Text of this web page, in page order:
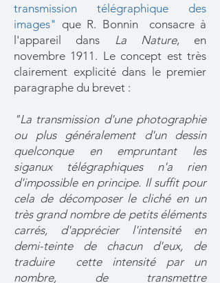
transmission télégraphique des
images" que R. Bonnin consacre à
l'appareil dans La Nature, en
novembre 1911. Le concept est très
clairement explicité dans le premier
paragraphe du brevet :
"La transmission d'une photographie
ou plus généralement d'un dessin
quelconque en empruntant les
siganux télégraphiques n'a rien
d'impossible en principe. Il suffit pour
cela de décomposer le cliché en un
très grand nombre de petits éléments
carrés, d'apprécier l'intensité en
demi-teinte de chacun d'eux, de
traduire cette intensité par un
nombre, de transmettre